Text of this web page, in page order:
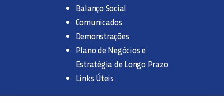
Balanço Social
Comunicados
Demonstrações
Plano de Negócios e
Estratégia de Longo Prazo
Links Úteis